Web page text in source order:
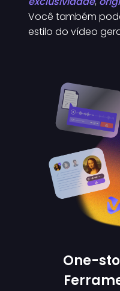
Você também
estilo do vídeo
One-